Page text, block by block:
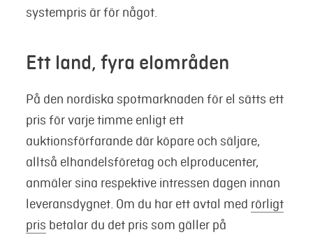
systempris är för något.
Ett land, fyra elområden
På den nordiska spotmarknaden för el sätts ett
pris för varje timme enligt ett
auktionsförfarande där köpare och säljare,
alltså elhandelsföretag och elproducenter,
anmäler sina respektive intressen dagen innan
leveransdygnet. Om du har ett avtal med rörligt
pris betalar du det pris som gäller på